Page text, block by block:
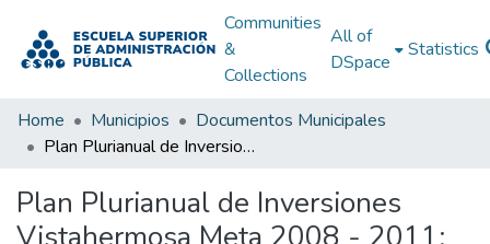
Communities
&
Collections
All of
DSpace
Statistics
Home Municipios
Documentos Municipales
Plan Plurianual de Inversiones Vistahermosa Meta 2008 - 2011: PPI Vistahermosa Meta 2008 - 2011
Plan Plurianual de Inversiones